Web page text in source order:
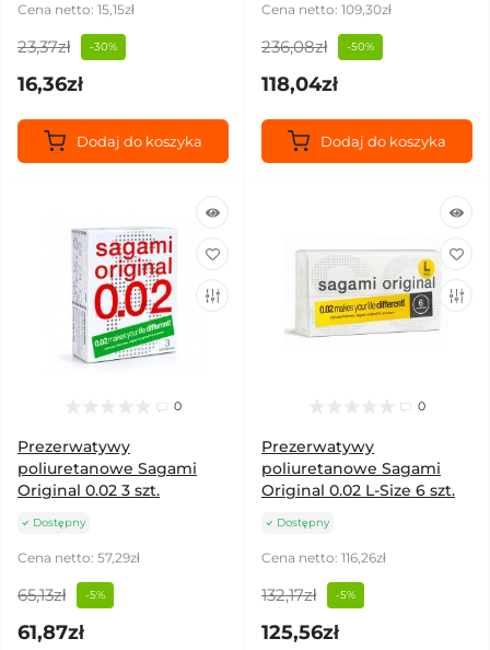
Cena netto: 15,15zł
23,37zł -30%
16,36zł
Dodaj do koszyka
Cena netto: 109,30zł
236,08zł -50%
118,04zł
Dodaj do koszyka
0
Prezerwatywy
poliuretanowe Sagami
Original 0.02 3 szt.
Dostępny
Cena netto: 57,29zł
65,13zł -5%
61,87zł
0
Prezerwatywy
poliuretanowe Sagami
Original 0.02 L-Size 6 szt.
Dostępny
Cena netto: 116,26zł
132,17zł -5%
125,56zł